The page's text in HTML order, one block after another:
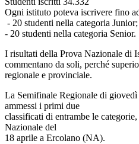
Ogni istituto poteva iscrivere fino
- 20 studenti nella categoria Junior;
- 20 studenti nella categoria Senior.
I risultati della Prova Nazionale di
commentano da soli, perché
regionale e provinciale.
La Semifinale Regionale di
ammessi i primi due
classificati di entrambe le
Nazionale del
18 aprile a Ercolano (NA).